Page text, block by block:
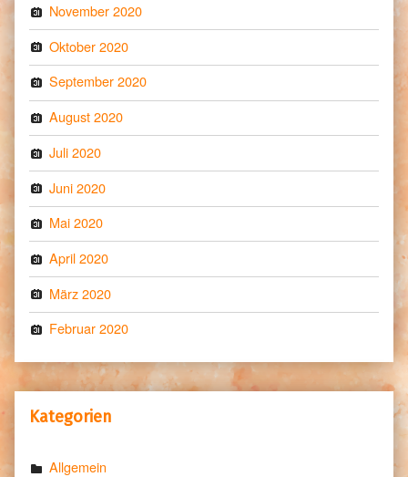
November 2020
Oktober 2020
September 2020
August 2020
Juli 2020
Juni 2020
Mai 2020
April 2020
März 2020
Februar 2020
Kategorien
Allgemein